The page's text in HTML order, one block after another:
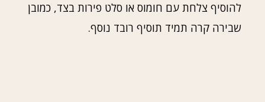
להוסיף צלחת עם חומוס או סלט פירות בצד, כמובן
שבירה קרה תמיד תוסיף רובד נוסף.